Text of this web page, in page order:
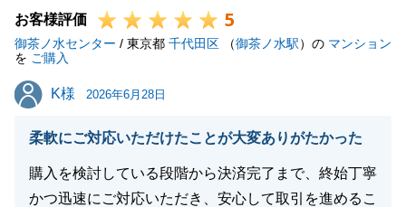
でもお気軽にご連絡下さいませ。
今後とも何卒よろしくお願いいたします。
お客様評価 5
御茶ノ水センター / 東京都 千代田区 （御茶ノ水駅）の マンション
を ご購入
K様
K様 2026年6月28日
柔軟にご対応いただけたことが大変ありがたかった
購入を検討している段階から決済完了まで、終始丁寧
かつ迅速にご対応いただき、安心して取引を進めるこ